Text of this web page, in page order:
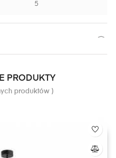
5
PRODUKTY
produktów )